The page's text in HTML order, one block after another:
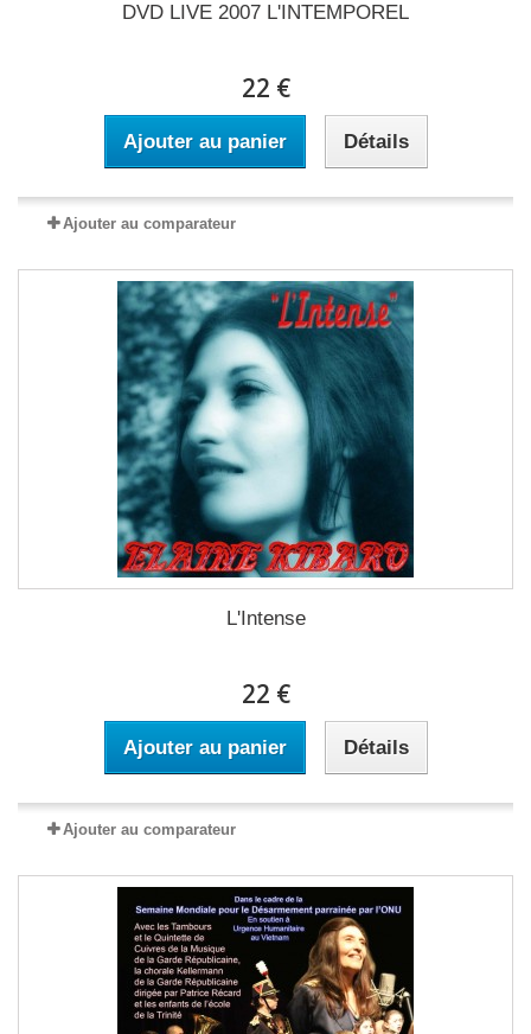
DVD LIVE 2007 L'INTEMPOREL
22 €
Ajouter au panier Détails
Ajouter au comparateur
L'Intense
22 €
Ajouter au panier Détails
Ajouter au comparateur